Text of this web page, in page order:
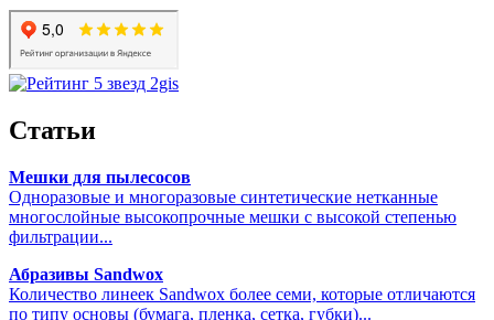
Статьи
Мешки для пылесосов
Одноразовые и многоразовые синтетические нетканные
многослойные высокопрочные мешки с высокой степенью
фильтрации...
Абразивы Sandwox
Количество линеек Sandwox более семи, которые отличаются
по типу основы (бумага, пленка, сетка, губки)...